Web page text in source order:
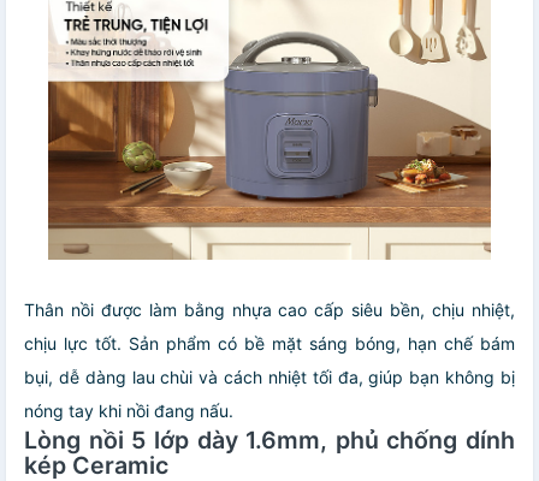
Thân nồi được làm bằng nhựa cao cấp siêu bền, chịu nhiệt,
chịu lực tốt. Sản phẩm có bề mặt sáng bóng, hạn chế bám
bụi, dễ dàng lau chùi và cách nhiệt tối đa, giúp bạn không bị
nóng tay khi nồi đang nấu.
Lòng nồi 5 lớp dày 1.6mm, phủ chống dính
kép Ceramic